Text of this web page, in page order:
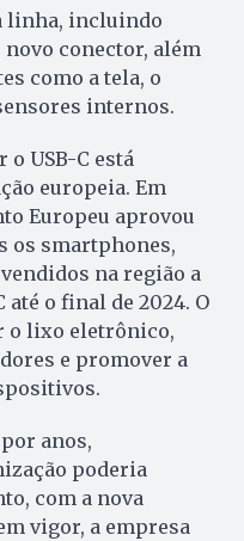
linha, incluindo
conector, além
como a tela, o
internos.
o USB-C está
europeia. Em
Europeu aprovou
os smartphones,
na região a
o final de 2024. O
o lixo eletrônico,
e promover a
anos,
poderia
com a nova
vigor, a empresa